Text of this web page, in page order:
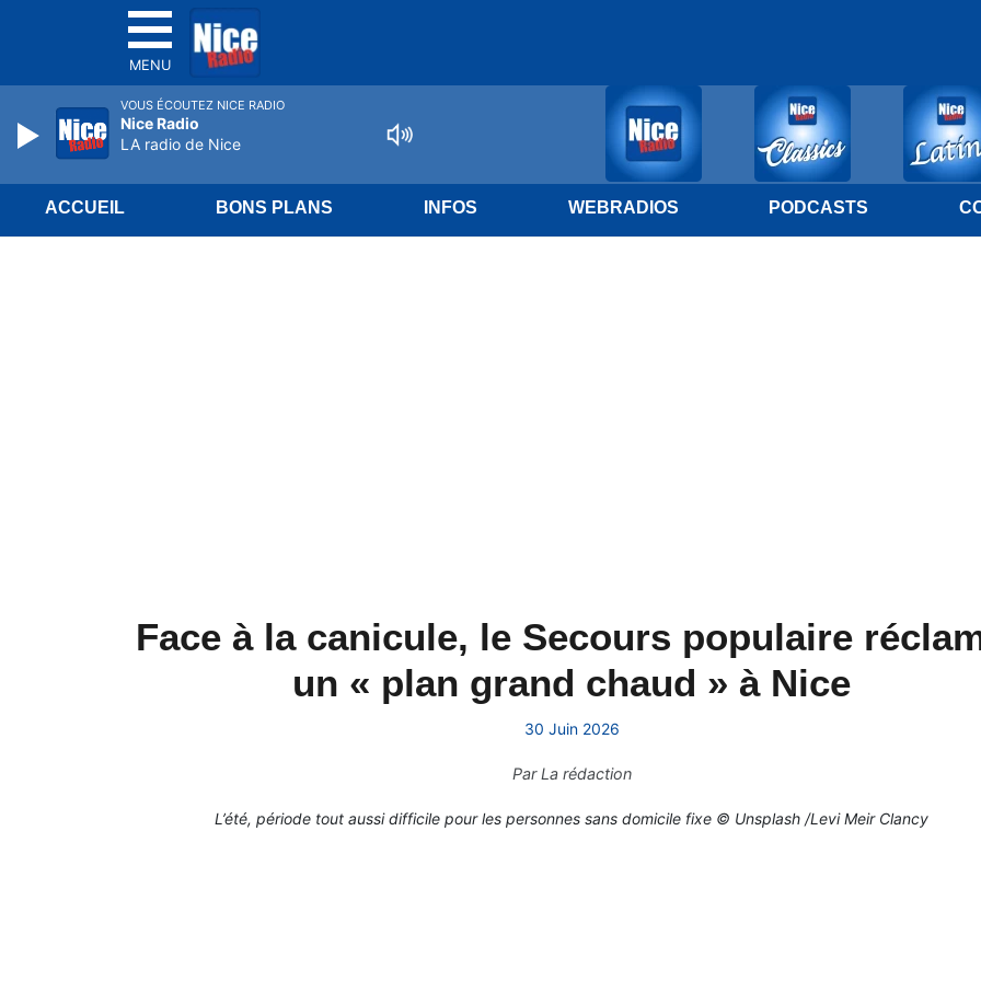
MENU
ACCUEIL BONS PLANS INFOS WEBRADIOS PODCASTS
Face à la canicule, le Secours populaire
un « plan grand chaud » à Nice
30 Juin 2026
ParLa rédaction
L’été, période tout aussi difficile pour les personnes sans domicile fixe © Unsplash /Levi Meir Clancy
VOUS ÉCOUTEZ NICE RADIO
Nice Radio
LA radio de Nice